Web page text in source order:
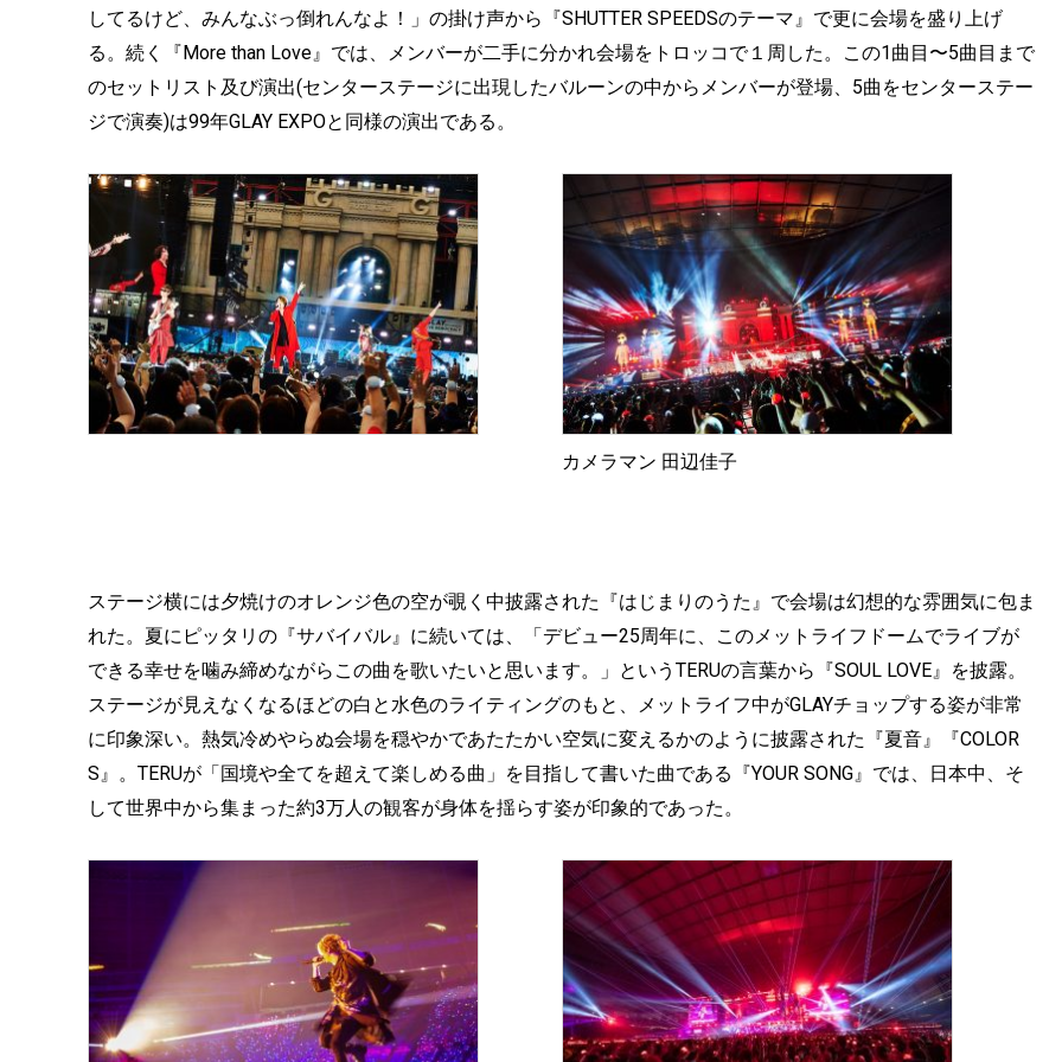
してるけど、みんなぶっ倒れんなよ！」の掛け声から『SHUTTER SPEEDSのテーマ』で更に会場を盛り上げ
る。続く『More than Love』では、メンバーが二手に分かれ会場をトロッコで１周した。この1曲目〜5曲目まで
のセットリスト及び演出(センターステージに出現したバルーンの中からメンバーが登場、5曲をセンターステー
ジで演奏)は99年GLAY EXPOと同様の演出である。
カメラマン 田辺佳子
ステージ横には夕焼けのオレンジ色の空が覗く中披露された『はじまりのうた』で会場は幻想的な雰囲気に包ま
れた。夏にピッタリの『サバイバル』に続いては、「デビュー25周年に、このメットライフドームでライブが
できる幸せを噛み締めながらこの曲を歌いたいと思います。」というTERUの言葉から『SOUL LOVE』を披露。
ステージが見えなくなるほどの白と水色のライティングのもと、メットライフ中がGLAYチョップする姿が非常
に印象深い。熱気冷めやらぬ会場を穏やかであたたかい空気に変えるかのように披露された『夏音』『COLOR
S』。TERUが「国境や全てを超えて楽しめる曲」を目指して書いた曲である『YOUR SONG』では、日本中、そ
して世界中から集まった約3万人の観客が身体を揺らす姿が印象的であった。